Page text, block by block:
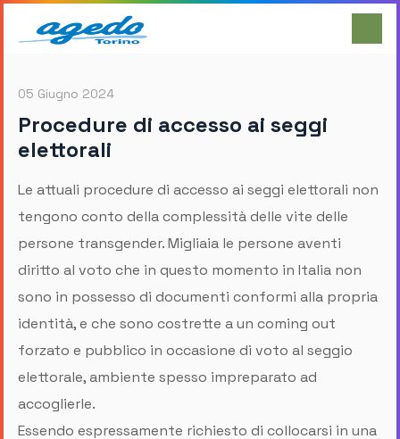
05 Giugno 2024
Procedure di accesso ai seggi
elettorali
Le attuali procedure di accesso ai seggi elettorali non
tengono conto della complessità delle vite delle
persone transgender. Migliaia le persone aventi
diritto al voto che in questo momento in Italia non
sono in possesso di documenti conformi alla propria
identità, e che sono costrette a un coming out
forzato e pubblico in occasione di voto al seggio
elettorale, ambiente spesso impreparato ad
accoglierle.
Essendo espressamente richiesto di collocarsi in una